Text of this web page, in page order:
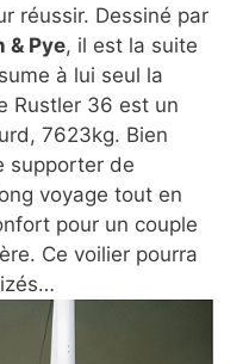
réussir. Dessiné par
& Pye, il est la suite
à lui seul la
Rustler 36 est un
7623kg. Bien
supporter de
voyage tout en
pour un couple
Ce voilier pourra